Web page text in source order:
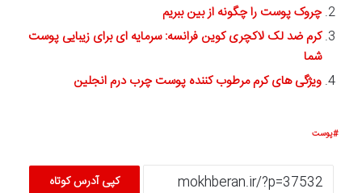
چروک پوست را چگونه از بین ببریم
کرم ضد لک لاکچری کوین فرانسه: سرمایه ای برای زیبایی پوست
شما
ویژگی های کرم مرطوب کننده پوست چرب درم انجلین
پوست
کپی آدرس کوتاه